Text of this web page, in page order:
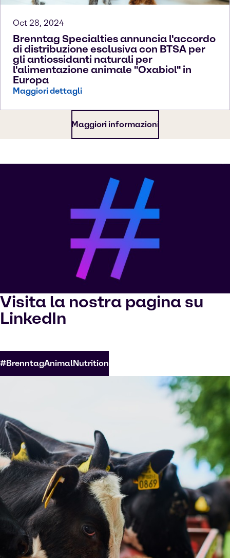
Oct 28, 2024
Brenntag Specialties annuncia l'accordo
di distribuzione esclusiva con BTSA per
gli antiossidanti naturali per
l'alimentazione animale "Oxabiol" in
Europa
Maggiori dettagli
Maggiori informazioni
Visita la nostra pagina su
LinkedIn
#BrenntagAnimalNutrition